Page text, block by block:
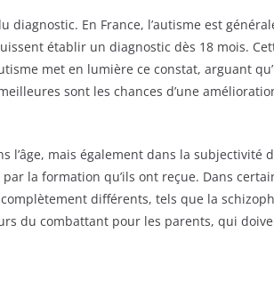
En France, l’autisme est
établir un diagnostic dès 18 mois.
met en lumière ce constat, arguant
sont les chances d’une
mais également dans la subjectivité
la formation qu’ils ont reçue. Dans
différents, tels que la
du combattant pour les parents, qui